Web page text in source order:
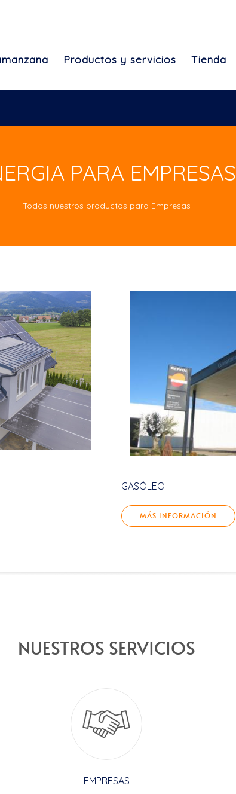
Productos y servicios Tienda
PARA EMPRESAS
Todos nuestros productos para Empresas
GASÓLEO
MÁS INFORMACIÓN
NUESTROS SERVICIOS
EMPRESAS